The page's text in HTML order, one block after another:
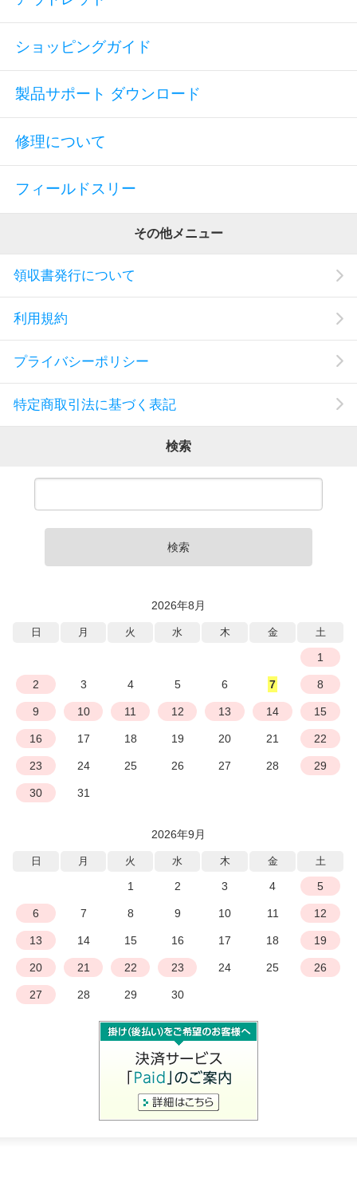
ショッピングガイド
製品サポート ダウンロード
修理について
フィールドスリー
その他メニュー
領収書発行について
利用規約
プライバシーポリシー
特定商取引法に基づく表記
検索
検索
2026年8月
日 月 火 水 木 金 土
1
2 3 4 5 6 7 8
9 10 11 12 13 14 15
16 17 18 19 20 21 22
23 24 25 26 27 28 29
30 31
2026年9月
日 月 火 水 木 金 土
1 2 3 4 5
6 7 8 9 10 11 12
13 14 15 16 17 18 19
20 21 22 23 24 25 26
27 28 29 30